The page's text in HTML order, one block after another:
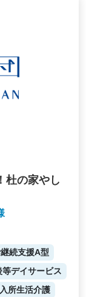
杜の家やし
続支援A型
等デイサービス
所生活介護